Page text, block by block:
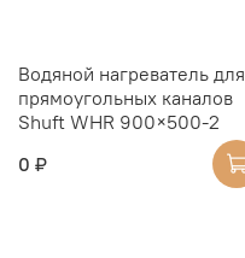
Водяной нагреватель для
прямоугольных каналов
Shuft WHR 900×500-2
0 ₽